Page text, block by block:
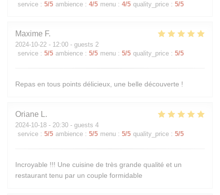
service : 5/5 ambience : 4/5 menu : 4/5 quality_price : 5/5
Maxime F
2024-10-22 - 12:00 - guests 2
service : 5/5 ambience : 5/5 menu : 5/5 quality_price : 5/5
Repas en tous points délicieux, une belle découverte !
Oriane L
2024-10-18 - 20:30 - guests 4
service : 5/5 ambience : 5/5 menu : 5/5 quality_price : 5/5
Incroyable !!! Une cuisine de très grande qualité et un
restaurant tenu par un couple formidable